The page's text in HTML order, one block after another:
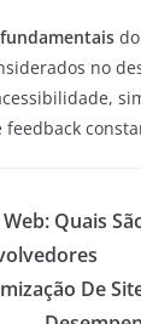
fundamentaisdo
no
feedback
Quais
De